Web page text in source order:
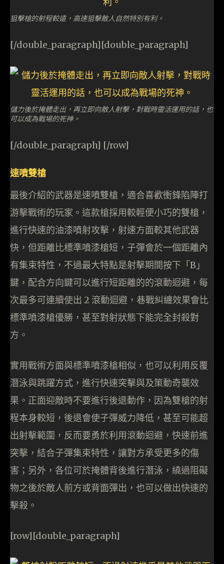
狙擊槍的射程較遠，高速狙擊敵人自然特別有利。
[/double_paragraph][double_paragraph]
儲力後於掩體走出，再立即向敵人射擊，對戰時靈活運用的話，也
可以成為戰場的死神。
[/double_paragraph] [/row]
速噴雙槍
最後介紹的武器是速噴雙槍，適合喜歡衝鋒陷陣打
游擊戰術的玩家。這款槍採用較輕便小巧的雙槍，
進行快速的油漆噴射攻擊，射速方面較其他武器
快，但距離比標準噴漆槍短，子彈會於一個距離內
有集束特性，不過最大特點是射擊期間按下「B」
鍵，配合方向鍵可以進行短距離的的滾動迴避，每
次最多可連續使出 2 滾動迴避，巷戰糾纏效果會比
標準噴漆槍優勝，甚至對射狀態下能完全封殺對
方。
實用戰術方面與標準噴漆槍相似，也可以利用反覆
潛泳與跳躍方式，進行快速突擊與及策動奇襲效
果。正面迎敵時不要進行後退動作，因為雙槍的射
程本身較短，後退會使子彈威力降低，甚至可能超
出射擊範圍，反而要勇於利用滾動迴避，快速前進
突擊，結合子彈集束特性，讓對方承受更多的傷
害；另外，各位可於掩體背後進行潛泳，繞過阻礙
物之後於敵人前方或背面彈出，也可以做出快速的
擊殺。
[row][double_paragraph]